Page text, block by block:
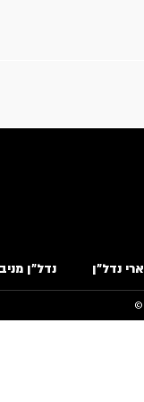
נדל״ן נדל״ן מניב
©